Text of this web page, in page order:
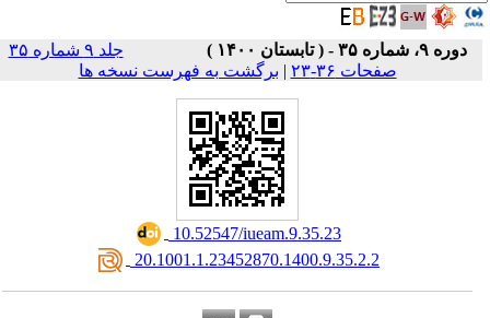
دوره ۹، شماره ۳۵ - ( تابستان ۱۴۰۰ )
جلد ۹ شماره ۳۵
صفحات ۳۶-۲۳
|برگشت به فهرست نسخه ها
‎ 10.52547/iueam.9.35.23
‎ 20.1001.1.23452870.1400.9.35.2.2